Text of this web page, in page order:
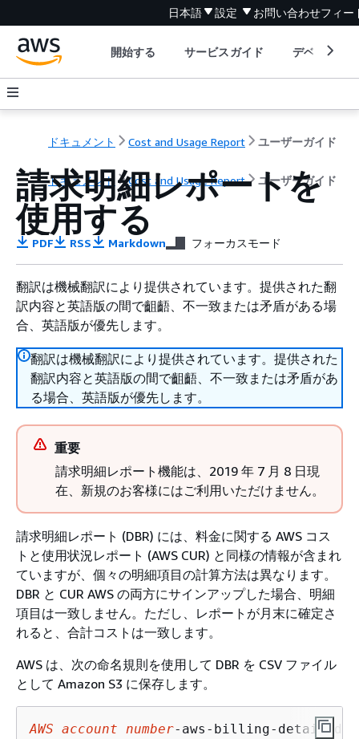
日本語 設定 お問い合わせフィー
開始する サービスガイド デベロッパ
ドキュメント Cost and Usage Report ユーザーガイド
ドキュメント Cost and Usage Report ユーザーガイド
請求明細レポートを
使用する
PDF RSS Markdown フォーカスモード
翻訳は機械翻訳により提供されています。提供された翻
訳内容と英語版の間で齟齬、不一致または矛盾がある場
合、英語版が優先します。
翻訳は機械翻訳により提供されています。提供された
翻訳内容と英語版の間で齟齬、不一致または矛盾があ
る場合、英語版が優先します。
重要
請求明細レポート機能は、2019 年 7 月 8 日現
在、新規のお客様にはご利用いただけません。
請求明細レポート (DBR) には、料金に関する AWS コス
トと使用状況レポート (AWS CUR) と同様の情報が含まれ
ていますが、個々の明細項目の計算方法は異なります。
DBR と CUR AWS の両方にサインアップした場合、明細
項目は一致しません。ただし、レポートが月末に確定さ
れると、合計コストは一致します。
AWS は、次の命名規則を使用して DBR を CSV ファイル
として Amazon S3 に保存します。
AWS account number-aws-billing-detailed-